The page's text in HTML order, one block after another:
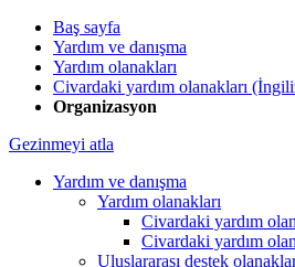
Baş sayfa
Yardım ve danışma
Yardım olanakları
Civardaki yardım olanakları
Organizasyon
Gezinmeyi atla
Yardım ve danışma
Yardım olanakları
Civardaki yardım
Civardaki yardım
Uluslararası destek